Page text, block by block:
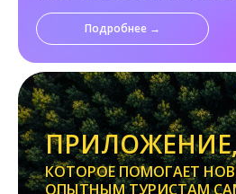
Подробнее →
ПРИЛОЖЕНИЕ,
КОТОРОЕ ПОМОГАЕТ
ОПЫТНЫМ ТУРИСТАМ